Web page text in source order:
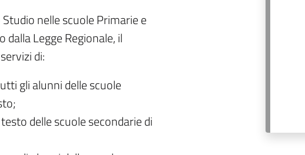
nelle scuole Primarie e
Legge Regionale, il
di:
gli alunni delle scuole
delle scuole secondarie di